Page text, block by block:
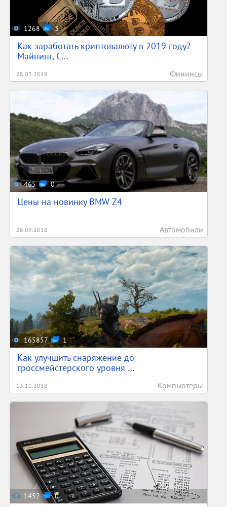
1268 3
Как заработать криптовалюту в 2019 году?
Майнинг, С...
28.03.2019 Фининсы
465 0
Цены на новинку BMW Z4
28.09.2018 Автомобили
165857 1
Как улучшить снаряжение до
гроссмейстерского уровня ...
13.11.2018 Компьютеры
1452 0